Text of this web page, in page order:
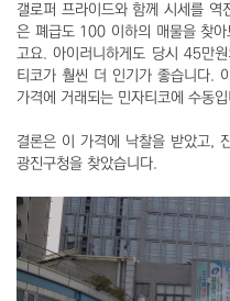
갤로퍼 프라이드와 함께 시세를 역
은 폐급도 100 이하의 매물을 찾
고요. 아이러니하게도 당시 45만
티코가 훨씬 더 인기가 좋습니다.
가격에 거래되는 민자티코에 수동
결론은 이 가격에 낙찰을 받았고,
광진구청을 찾았습니다.